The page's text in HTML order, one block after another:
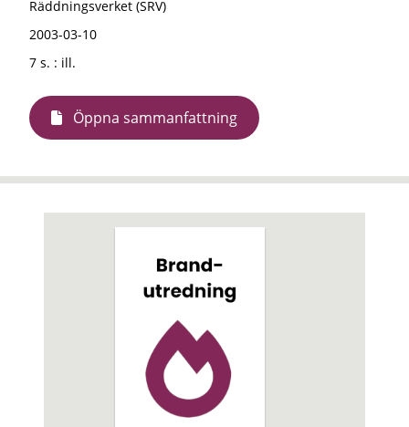
Räddningsverket (SRV)
2003-03-10
7 s. : ill.
Öppna sammanfattning